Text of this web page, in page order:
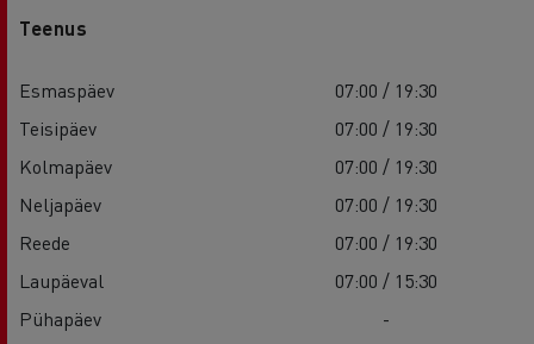
Teenus
Esmaspäev
07:00 / 19:30
Teisipäev
07:00 / 19:30
Kolmapäev
07:00 / 19:30
Neljapäev
07:00 / 19:30
Reede
07:00 / 19:30
Laupäeval
07:00 / 15:30
Pühapäev
-